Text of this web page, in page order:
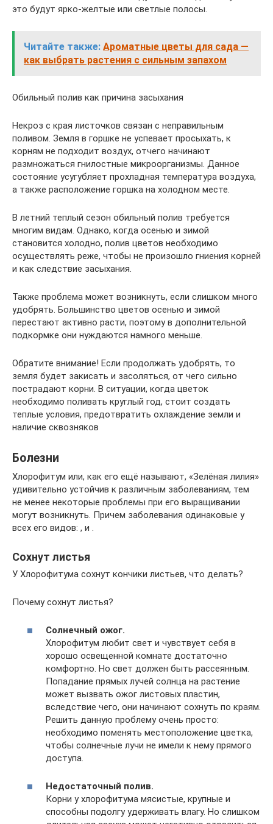
это будут ярко-желтые или светлые полосы.
Читайте также: Ароматные цветы для сада —
как выбрать растения с сильным запахом
Обильный полив как причина засыхания
Некроз с края листочков связан с неправильным
поливом. Земля в горшке не успевает просыхать, к
корням не подходит воздух, отчего начинают
размножаться гнилостные микроорганизмы. Данное
состояние усугубляет прохладная температура воздуха,
а также расположение горшка на холодном месте.
В летний теплый сезон обильный полив требуется
многим видам. Однако, когда осенью и зимой
становится холодно, полив цветов необходимо
осуществлять реже, чтобы не произошло гниения корней
и как следствие засыхания.
Также проблема может возникнуть, если слишком много
удобрять. Большинство цветов осенью и зимой
перестают активно расти, поэтому в дополнительной
подкормке они нуждаются намного меньше.
Обратите внимание! Если продолжать удобрять, то
земля будет закисать и засоляться, от чего сильно
пострадают корни. В ситуации, когда цветок
необходимо поливать круглый год, стоит создать
теплые условия, предотвратить охлаждение земли и
наличие сквозняков
Болезни
Хлорофитум или, как его ещё называют, «Зелёная лилия»
удивительно устойчив к различным заболеваниям, тем
не менее некоторые проблемы при его выращивании
могут возникнуть. Причем заболевания одинаковые у
всех его видов: , и .
Сохнут листья
У Хлорофитума сохнут кончики листьев, что делать?
Почему сохнут листья?
Солнечный ожог.
Хлорофитум любит свет и чувствует себя в
хорошо освещенной комнате достаточно
комфортно. Но свет должен быть рассеянным.
Попадание прямых лучей солнца на растение
может вызвать ожог листовых пластин,
вследствие чего, они начинают сохнуть по краям.
Решить данную проблему очень просто:
необходимо поменять местоположение цветка,
чтобы солнечные лучи не имели к нему прямого
доступа.
Недостаточный полив.
Корни у хлорофитума мясистые, крупные и
способны подолгу удерживать влагу. Но слишком